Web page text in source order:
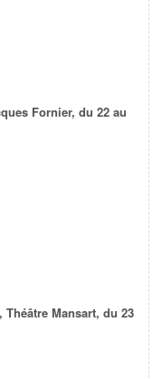
Fornier, du 22 au
Mansart, du 23